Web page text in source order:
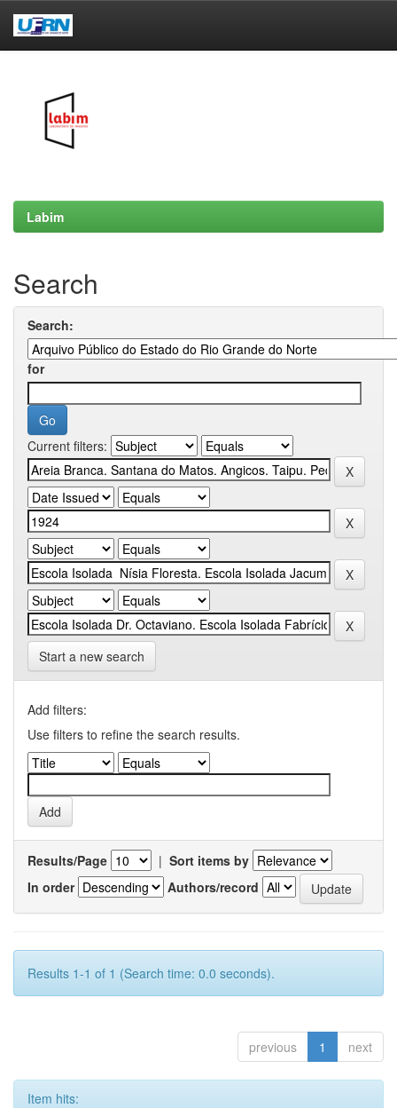
Labim
Search
Search:
for
Current filters:
Start a new search
Add filters:
Use filters to refine the search results.
Results/Page | Sort items by
In order
Authors/record
Results 1-1 of 1 (Search time: 0.0 seconds).
previous 1 next
Item hits: